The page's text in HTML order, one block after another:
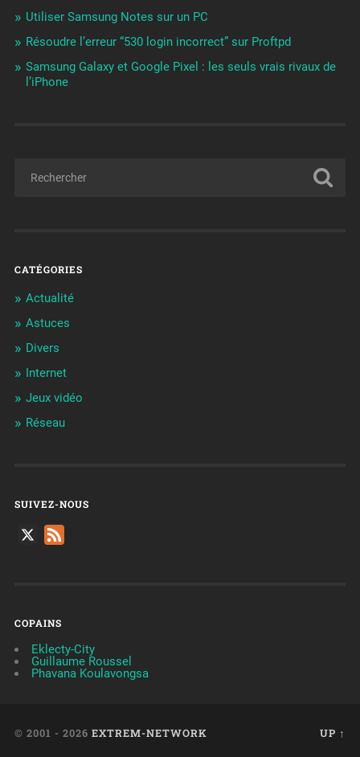
Utiliser Samsung Notes sur un PC
Résoudre l’erreur “530 login incorrect” sur Proftpd
Samsung Galaxy et Google Pixel : les seuls vrais rivaux de
l’iPhone
CATÉGORIES
Actualité
Astuces
Divers
Internet
Jeux vidéo
Réseau
SUIVEZ-NOUS
COPAINS
Eklecty-City
Guillaume Roussel
Phavana Koulavongsa
© 2001 - 2026 EXTREM-NETWORK UP ↑